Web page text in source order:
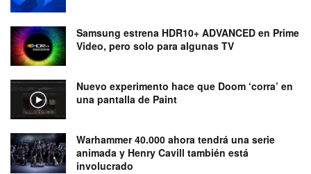
Samsung estrena HDR10+ ADVANCED en Prime
Video, pero solo para algunas TV
Nuevo experimento hace que Doom ‘corra’ en
una pantalla de Paint
Warhammer 40.000 ahora tendrá una serie
animada y Henry Cavill también está
involucrado